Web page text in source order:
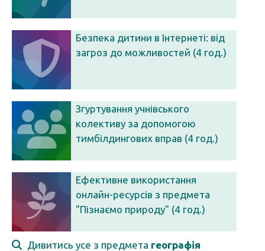
Безпека дитини в Інтернеті: від
загроз до можливостей (4 год.)
Згуртування учнівського
колективу за допомогою
тимбілдингових вправ (4 год.)
Ефективне використання
онлайн-ресурсів з предмета
"Пізнаємо природу" (4 год.)
Дивитись усе з предмета географія